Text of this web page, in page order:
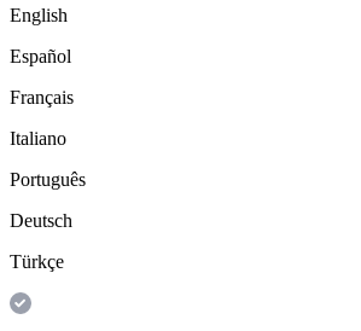
English
Español
Français
Italiano
Português
Deutsch
Türkçe